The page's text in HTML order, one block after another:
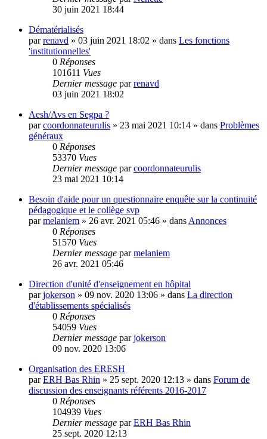
30 juin 2021 18:44
Dématérialisés
parrenavd » 03 juin 2021 18:02 » dans Les fonctions
'institutionnelles'
0 Réponses
101611 Vues
Dernier message parrenavd
03 juin 2021 18:02
Aesh/Avs en Segpa ?
parcoordonnateurulis » 23 mai 2021 10:14 » dans Problèmes
généraux
0 Réponses
53370 Vues
Dernier message parcoordonnateurulis
23 mai 2021 10:14
Besoin d'aide pour un questionnaire enquête sur la continuité
pédagogique et le collège svp
parmelaniem » 26 avr. 2021 05:46 » dans Annonces
0 Réponses
51570 Vues
Dernier message parmelaniem
26 avr. 2021 05:46
Direction d'unité d'enseignement en hôpital
parjokerson » 09 nov. 2020 13:06 » dans La direction
d'établissements spécialisés
0 Réponses
54059 Vues
Dernier message parjokerson
09 nov. 2020 13:06
Organisation des ERESH
parERH Bas Rhin » 25 sept. 2020 12:13 » dans Forum de
discussion des enseignants référents 2016-2017
0 Réponses
104939 Vues
Dernier message parERH Bas Rhin
25 sept. 2020 12:13